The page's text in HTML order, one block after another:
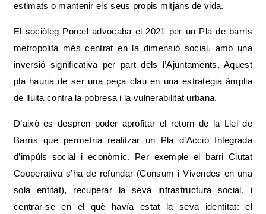
estimats o mantenir els seus propis mitjans de vida.
El sociòleg Porcel advocaba el 2021 per un Pla de barris
metropolità més centrat en la dimensió social, amb una
inversió significativa per part dels l’Ajuntaments. Aquest
pla hauria de ser una peça clau en una estratègia àmplia
de lluita contra la pobresa i la vulnerabilitat urbana.
D’això es despren poder aprofitar el retorn de la Llei de
Barris què permetria realitzar un Pla d’Acció Integrada
d’impúls social i econòmic. Per exemple el barri Ciutat
Cooperativa s’ha de refundar (Consum i Vivendes en una
sola entitat), recuperar la seva infrastructura social, i
centrar-se en el què havía estat la seva identitat: el